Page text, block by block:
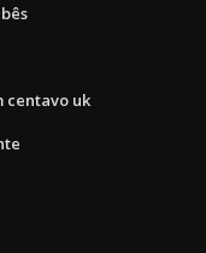
centavo uk